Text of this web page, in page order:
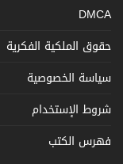
DMCA
حقوق الملكية الفكرية
سياسة الخصوصية
شروط الإستخدام
فهرس الكتب